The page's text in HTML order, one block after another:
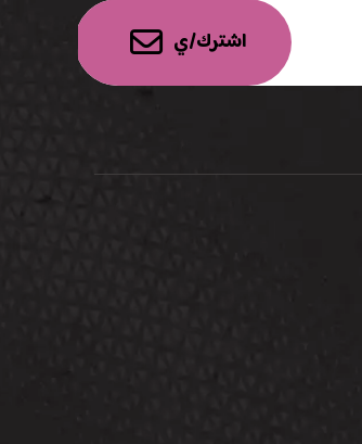
اشترك/ي